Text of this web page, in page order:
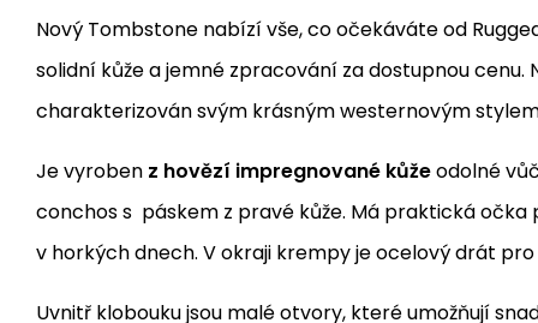
Nový Tombstone nabízí vše, co očekáváte od
solidní kůže a jemné zpracování za dostupnou cenu.
charakterizován svým krásným westernovým
Je vyroben z hovězí impregnované kůžeodolné
conchos s páskem z pravé kůže. Má praktická
v horkých dnech. V okraji krempy je ocelový drát pro
Uvnitř klobouku jsou malé otvory, které umožňují